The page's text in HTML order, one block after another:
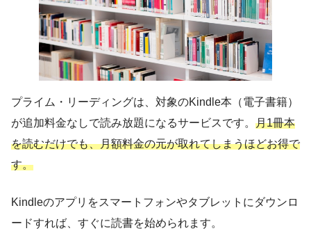
プライム・リーディングは、対象のKindle本（電子書籍）
が追加料金なしで読み放題になるサービスです。 月1冊本
を読むだけでも、月額料金の元が取れてしまうほどお得で
す。
Kindleのアプリをスマートフォンやタブレットにダウンロ
ードすれば、すぐに読書を始められます。